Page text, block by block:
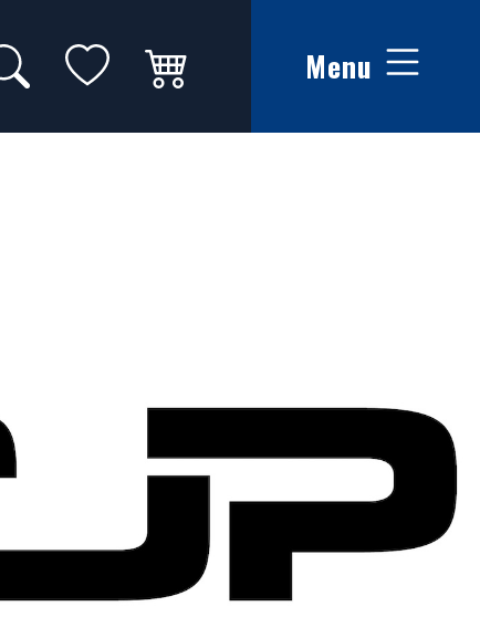
Zoeken op website
Mijn favorieten
Winkelwagen Menu